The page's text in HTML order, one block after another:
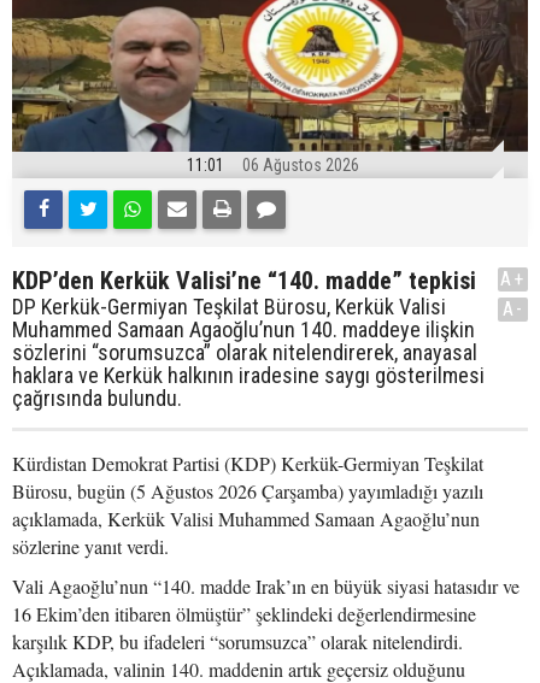
11:01 06 Ağustos 2026
KDP’den Kerkük Valisi’ne “140. madde” tepkisi
DP Kerkük-Germiyan Teşkilat Bürosu, Kerkük Valisi
Muhammed Samaan Agaoğlu’nun 140. maddeye ilişkin
sözlerini “sorumsuzca” olarak nitelendirerek, anayasal
haklara ve Kerkük halkının iradesine saygı gösterilmesi
çağrısında bulundu.
A+
A-
Kürdistan Demokrat Partisi (KDP) Kerkük-Germiyan Teşkilat
Bürosu, bugün (5 Ağustos 2026 Çarşamba) yayımladığı yazılı
açıklamada, Kerkük Valisi Muhammed Samaan Agaoğlu’nun
sözlerine yanıt verdi.
Vali Agaoğlu’nun “140. madde Irak’ın en büyük siyasi hatasıdır ve
16 Ekim’den itibaren ölmüştür” şeklindeki değerlendirmesine
karşılık KDP, bu ifadeleri “sorumsuzca” olarak nitelendirdi.
Açıklamada, valinin 140. maddenin artık geçersiz olduğunu